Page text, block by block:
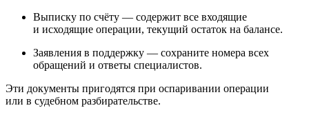
Выписку по счёту — содержит все входящие
и исходящие операции, текущий остаток на балансе.
Заявления в поддержку — сохраните номера всех
обращений и ответы специалистов.
Эти документы пригодятся при оспаривании операции
или в судебном разбирательстве.